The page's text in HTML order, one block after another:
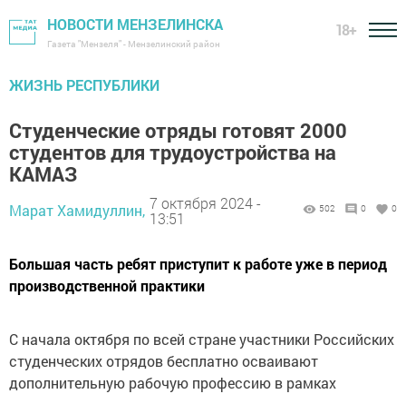
НОВОСТИ МЕНЗЕЛИНСКА
Газета "Мензеля" - Мензелинский район
18+
ЖИЗНЬ РЕСПУБЛИКИ
Студенческие отряды готовят 2000
студентов для трудоустройства на
КАМАЗ
Марат Хамидуллин, 7 октября 2024 -
13:51
502 0 0
Большая часть ребят приступит к работе уже в период
производственной практики
С начала октября по всей стране участники Российских
студенческих отрядов бесплатно осваивают
дополнительную рабочую профессию в рамках